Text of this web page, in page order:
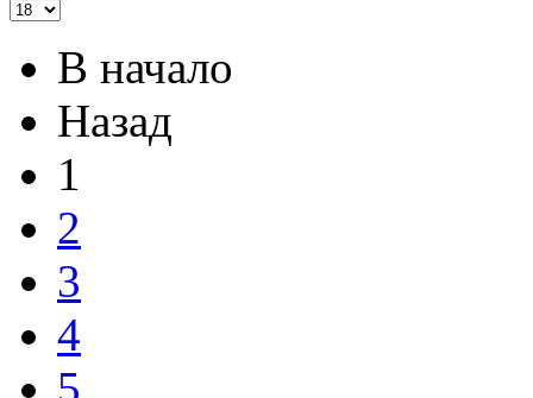
В начало
Назад
1
2
3
4